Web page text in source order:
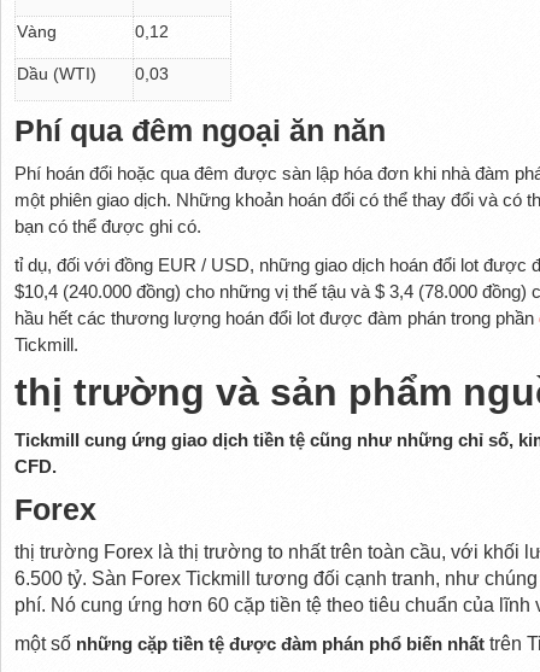
Vàng 0,12
Dầu (WTI) 0,03
Phí qua đêm ngoại ăn năn
Phí hoán đổi hoặc qua đêm được sàn lập hóa đơn khi nhà đàm
một phiên giao dịch. Những khoản hoán đổi có thể thay đổi và có
bạn có thể được ghi có.
tỉ dụ, đối với đồng EUR / USD, những giao dịch hoán đổi lot được
$10,4 (240.000 đồng) cho những vị thế tậu và $ 3,4 (78.000 đồng)
hầu hết các thương lượng hoán đổi lot được đàm phán trong phần
Tickmill.
thị trường và sản phẩm
Tickmill cung ứng giao dịch tiền tệ cũng như những chỉ số,
CFD.
Forex
thị trường Forex là thị trường to nhất trên toàn cầu, với khối
6.500 tỷ. Sàn Forex Tickmill tương đối cạnh tranh, như
phí. Nó cung ứng hơn 60 cặp tiền tệ theo tiêu chuẩn của lĩnh
một số những cặp tiền tệ được đàm phán phổ biến nhấttrên